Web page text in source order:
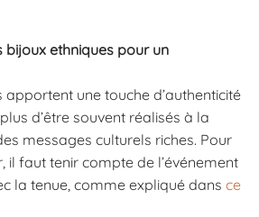
bijoux ethniques pour un
apportent une touche d’authenticité
d’être souvent réalisés à la
messages culturels riches. Pour
il faut tenir compte de l’événement
la tenue, comme expliqué dans ce